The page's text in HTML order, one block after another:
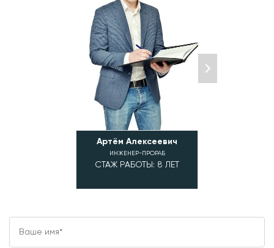
Артём Алексеевич
ИНЖЕНЕР-ПРОРАБ
СТАЖ РАБОТЫ: 8 ЛЕТ